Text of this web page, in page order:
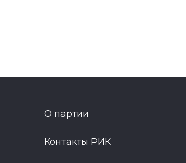
О партии
Контакты РИК